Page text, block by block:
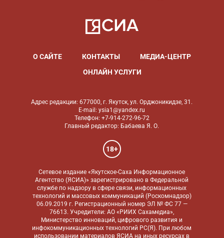
О САЙТЕ КОНТАКТЫ
МЕДИА-ЦЕНТР
ОНЛАЙН УСЛУГИ
Адрес редакции: 677000, г. Якутск, ул. Орджоникидзе, 31.
E-mail: ysia1@yandex.ru
Телефон: +7-914-272-96-72
Главный редактор: Бабаева Я. О.
18+
Сетевое издание «Якутское-Саха Информационное
Агентство (ЯСИА)» зарегистрировано в Федеральной
службе по надзору в сфере связи, информационных
технологий и массовых коммуникаций (Роскомнадзор)
06.09.2019 г. Регистрационный номер ЭЛ № ФС 77 —
76613. Учредители: АО «РИИХ Сахамедиа»,
Министерство инноваций, цифрового развития и
инфокоммуникационных технологий РС(Я). При любом
использовании материалов ЯСИА на иных ресурсах в